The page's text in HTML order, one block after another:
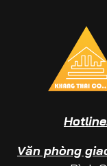
Văn phòng
Co
Trong